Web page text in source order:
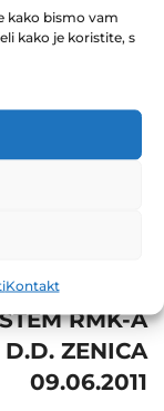
kako bismo vam
kako je koristite, s
Kontakt
POSLOVNI
RMK-A
D.D. ZENICA
09.06.2011